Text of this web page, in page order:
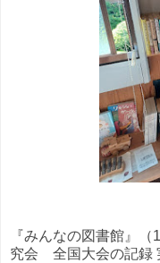
『みんなの図書館』
究会 全国大会の記録